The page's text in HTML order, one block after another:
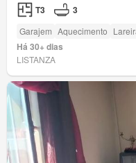
T3 3
Garajem Aquecimento
Há 30+ dias
LISTANZA